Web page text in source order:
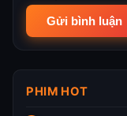
PHIM HOT